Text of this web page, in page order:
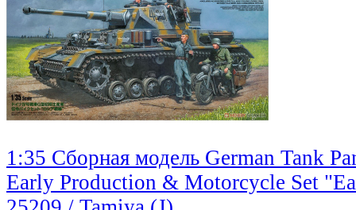
1:35 Сборная модель German Tank
Early Production & Motorcycle Set